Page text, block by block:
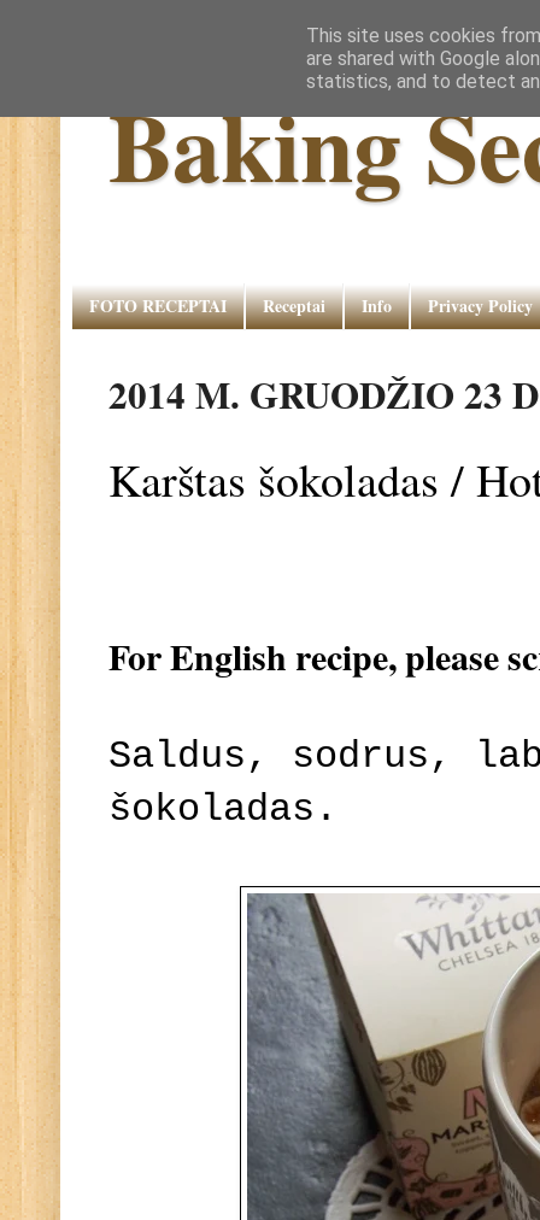
Baking
FOTO RECEPTAI Receptai Info Privacy Policy
2014 M. GRUODŽIO 23
Karštas šokoladas /
For English recipe, please
Saldus, sodrus,
šokoladas.
This site uses cookies
are shared with Google
statistics, and to detect